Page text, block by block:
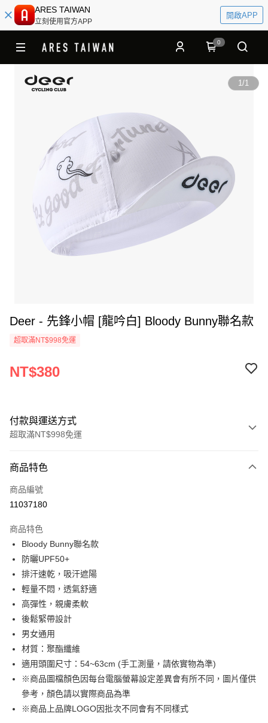
ARES TAIWAN
立刻使用官方APP
開啟APP
0
1/1
Deer - 先鋒小帽 [龍吟白] Bloody Bunny聯名款
超取滿NT$998免運
NT$380
付款與運送方式
超取滿NT$998免運
信用卡一次付款
超商取貨付款
Apple Pay
街口支付
悠遊付
Google Pay
全盈+PAY
大哥付你分期
相關說明
【大哥付你分期使用說明】
1.本服務由台灣大哥大提供，台灣大哥大用戶可立即使用無須另外申請。
流程，驗證手機門號後，選擇欲分期的期數、繳款截止日，確認付款後即完
AFTEE先享後付
相關說明
商品特色
商品編號
11037180
商品特色
Bloody Bunny聯名款
防曬UPF50+
排汗速乾，吸汗遮陽
輕量不悶，透氣舒適
高彈性，親膚柔軟
後鬆緊帶設計
男女通用
材質：聚酯纖維
適用頭圍尺寸：54~63cm (手工測量，請依實物為準)
※商品圖檔顏色因每台電腦螢幕設定差異會有所不同，圖片僅供
參考，顏色請以實際商品為準
※商品上品牌LOGO因批次不同會有不同樣式